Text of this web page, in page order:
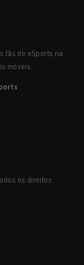
fãs de eSports na
móveis.
os direitos